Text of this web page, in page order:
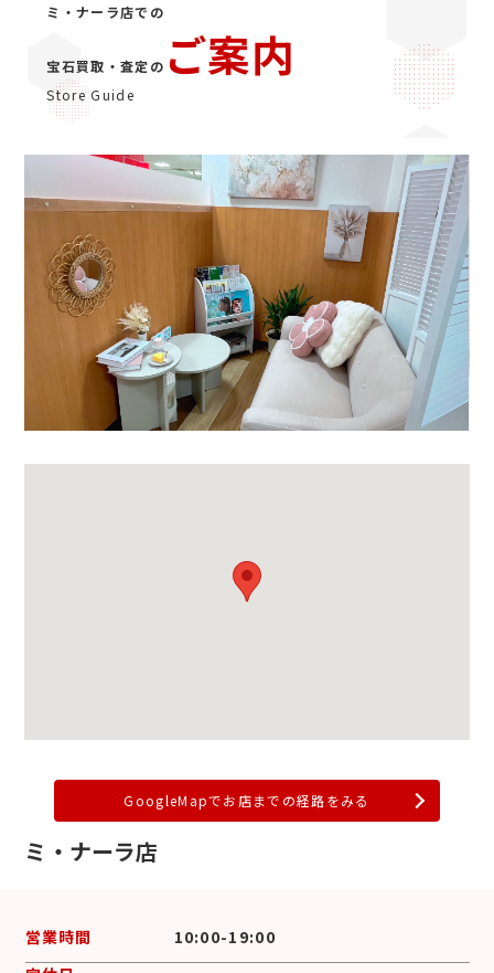
ミ・ナーラ店での
宝石買取・査定の ご案内
Store Guide
GoogleMapでお店までの経路をみる
ミ・ナーラ店
営業時間
10:00-19:00